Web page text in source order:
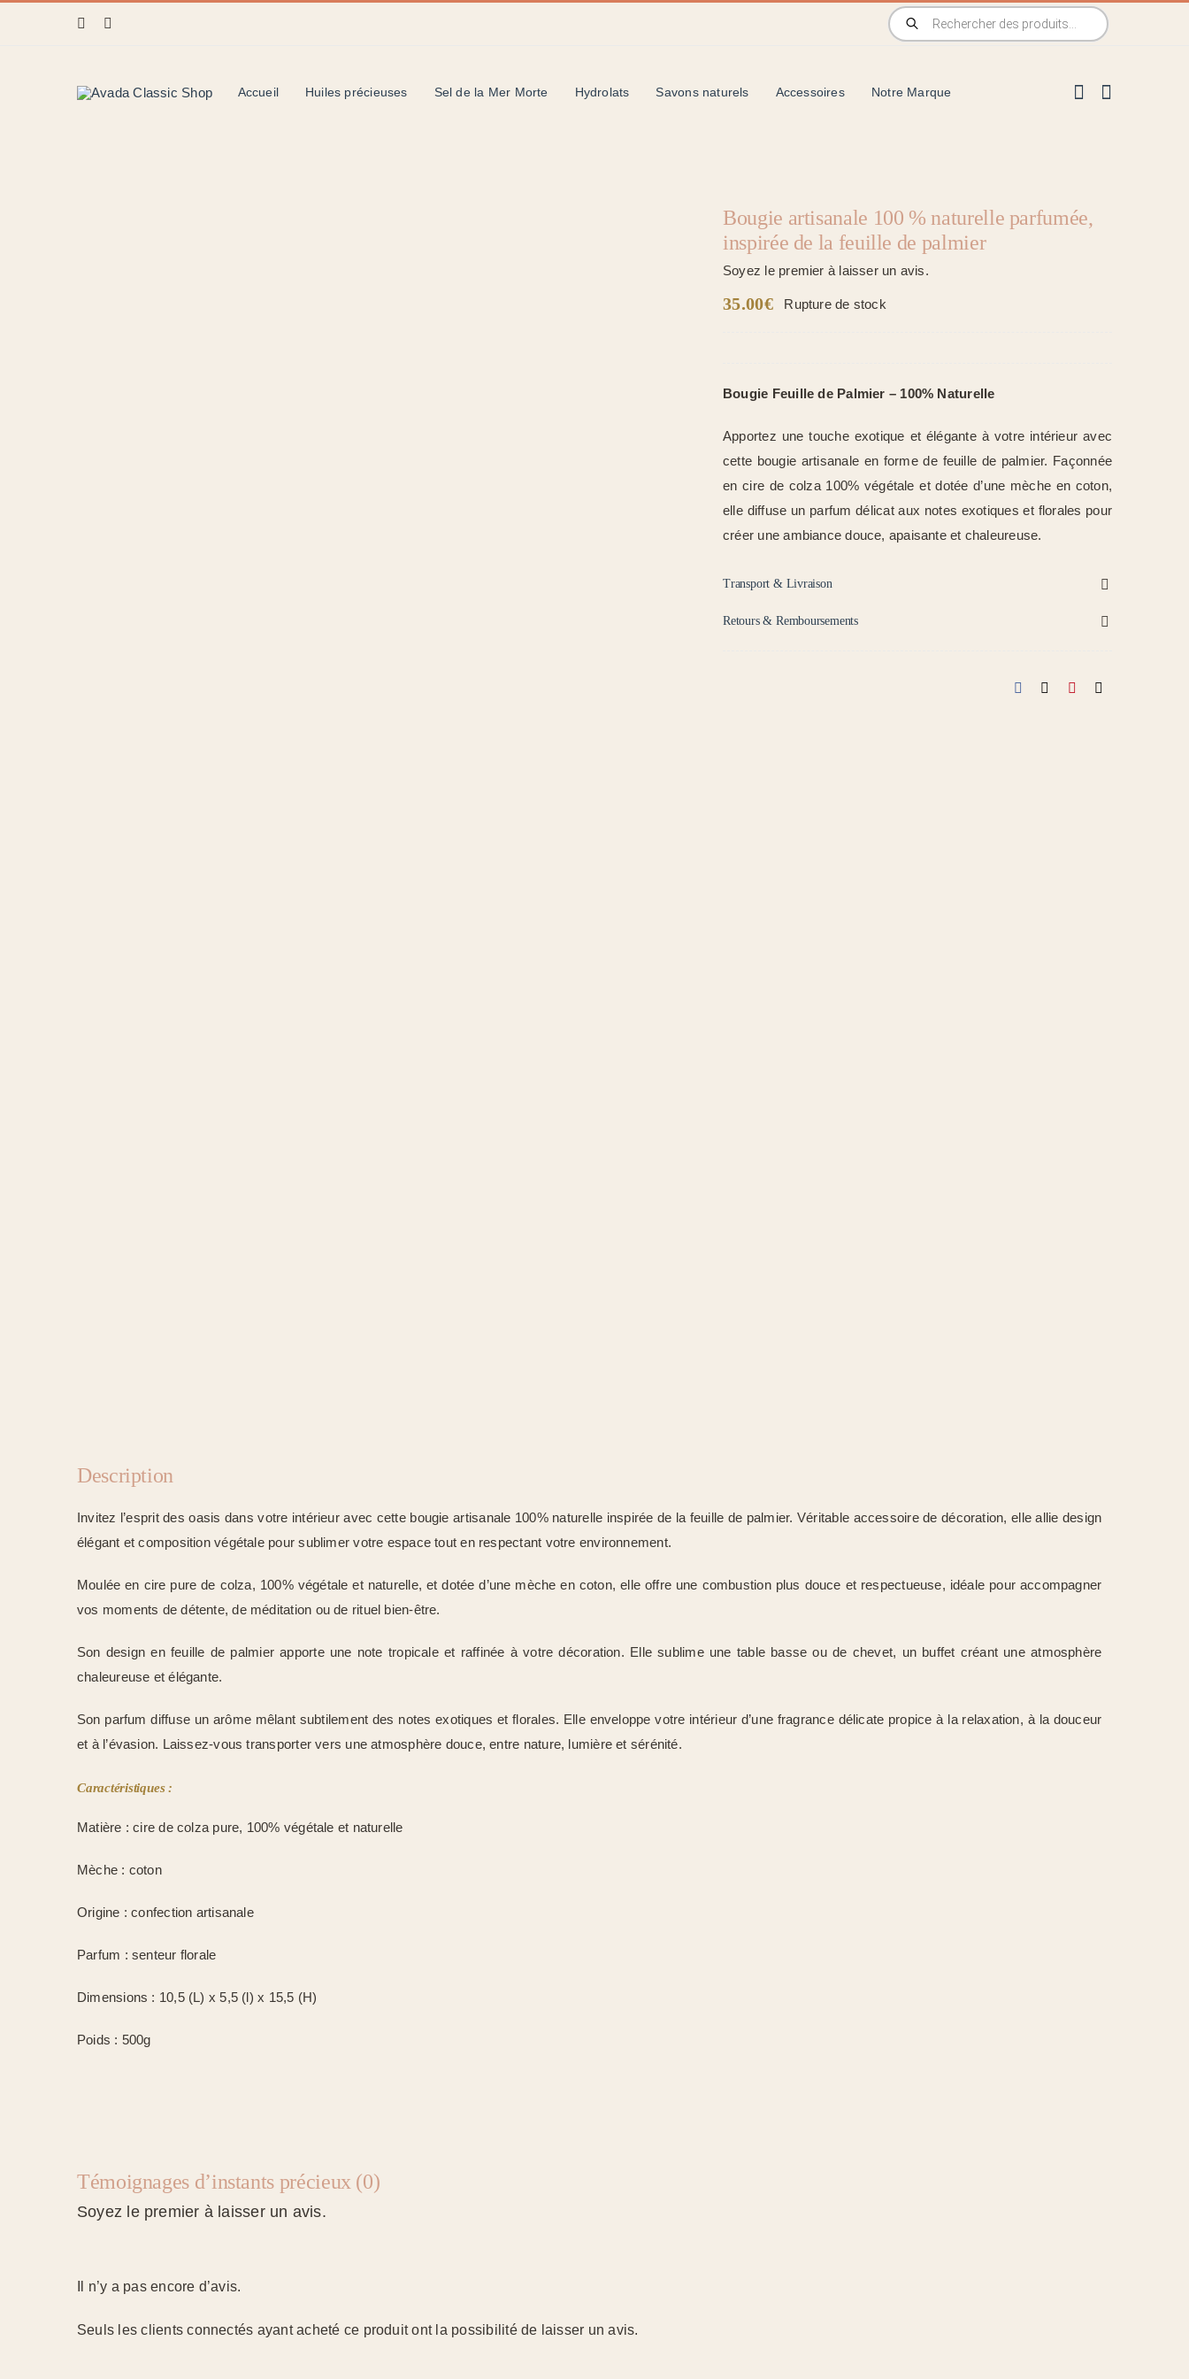
Recherche
de
produits
Accueil Huiles précieuses Sel de la Mer Morte Hydrolats Savons naturels Accessoires Notre Marque
Bougie artisanale 100 % naturelle parfumée,
inspirée de la feuille de palmier
Soyez le premier à laisser un avis.
35.00€ Rupture de stock
Bougie Feuille de Palmier – 100% Naturelle
Apportez une touche exotique et élégante à votre intérieur avec
cette bougie artisanale en forme de feuille de palmier. Façonnée
en cire de colza 100% végétale et dotée d’une mèche en coton,
elle diffuse un parfum délicat aux notes exotiques et florales pour
créer une ambiance douce, apaisante et chaleureuse.
Transport & Livraison
Retours & Remboursements
Description
Invitez l’esprit des oasis dans votre intérieur avec cette bougie artisanale 100% naturelle inspirée de la feuille de palmier. Véritable accessoire de décoration, elle allie design
élégant et composition végétale pour sublimer votre espace tout en respectant votre environnement.
Moulée en cire pure de colza, 100% végétale et naturelle, et dotée d’une mèche en coton, elle offre une combustion plus douce et respectueuse, idéale pour accompagner
vos moments de détente, de méditation ou de rituel bien-être.
Son design en feuille de palmier apporte une note tropicale et raffinée à votre décoration. Elle sublime une table basse ou de chevet, un buffet créant une atmosphère
chaleureuse et élégante.
Son parfum diffuse un arôme mêlant subtilement des notes exotiques et florales. Elle enveloppe votre intérieur d’une fragrance délicate propice à la relaxation, à la douceur
et à l’évasion. Laissez-vous transporter vers une atmosphère douce, entre nature, lumière et sérénité.
Caractéristiques :
Matière : cire de colza pure, 100% végétale et naturelle
Mèche : coton
Origine : confection artisanale
Parfum : senteur florale
Dimensions : 10,5 (L) x 5,5 (l) x 15,5 (H)
Poids : 500g
Témoignages d’instants précieux (0)
Soyez le premier à laisser un avis.
Il n’y a pas encore d’avis.
Seuls les clients connectés ayant acheté ce produit ont la possibilité de laisser un avis.